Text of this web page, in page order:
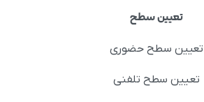
تعیین سطح
تعیین سطح حضوری
تعیین سطح تلفنی